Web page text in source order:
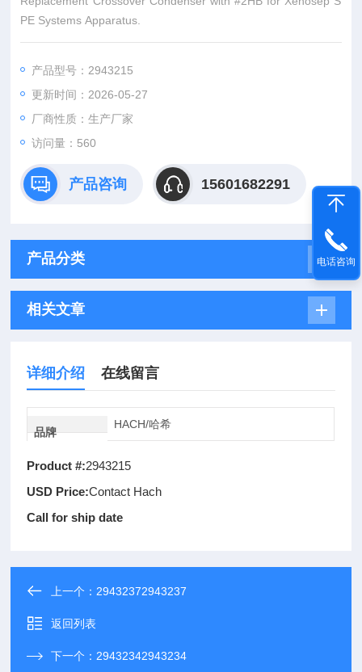
PE Systems Apparatus.
产品型号：2943215
更新时间：2026-05-27
厂商性质：生产厂家
访问量：560
产品咨询 15601682291
产品分类
相关文章
详细介绍 在线留言
品牌
HACH/哈希
Product #:2943215
USD Price:Contact Hach
Call for ship date
上一个： 29432372943237
返回列表
下一个： 29432342943234
电话咨询